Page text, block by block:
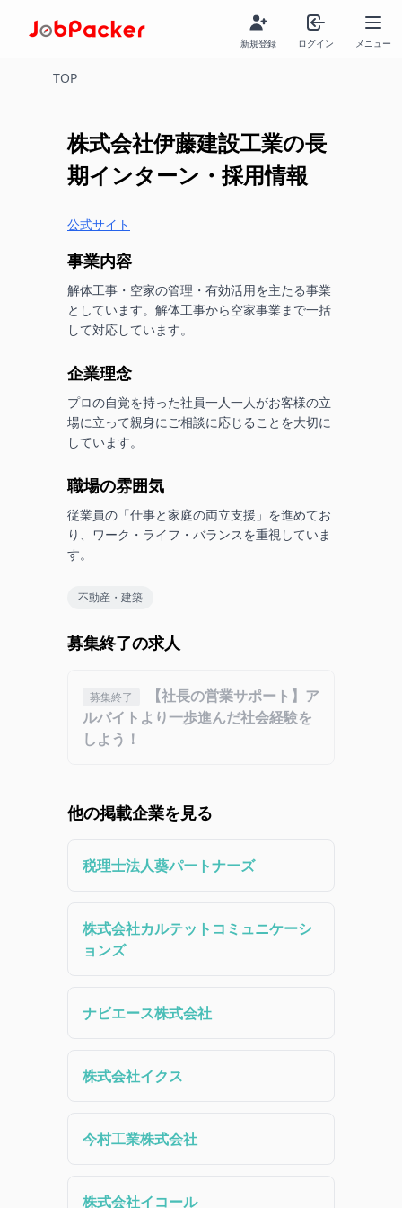
新規登録 ログイン メニュー
TOP
株式会社伊藤建設工業の長
期インターン・採用情報
公式サイト
事業内容
解体工事・空家の管理・有効活用を主たる事業
としています。解体工事から空家事業まで一括
して対応しています。
企業理念
プロの自覚を持った社員一人一人がお客様の立
場に立って親身にご相談に応じることを大切に
しています。
職場の雰囲気
従業員の「仕事と家庭の両立支援」を進めてお
り、ワーク・ライフ・バランスを重視していま
す。
不動産・建築
募集終了の求人
募集終了
【社長の営業サポート】ア
ルバイトより一歩進んだ社会経験を
しよう！
他の掲載企業を見る
税理士法人葵パートナーズ
株式会社カルテットコミュニケーシ
ョンズ
ナビエース株式会社
株式会社イクス
今村工業株式会社
株式会社イコール